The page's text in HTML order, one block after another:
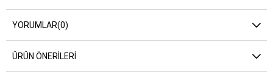
YORUMLAR(0)
ÜRÜN ÖNERILERI